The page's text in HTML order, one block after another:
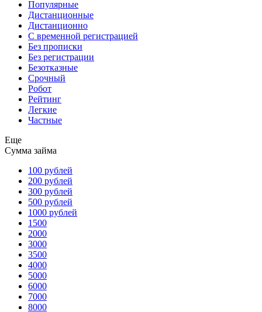
Популярные
Дистанционные
Дистанционно
С временной регистрацией
Без прописки
Без регистрации
Безотказные
Срочный
Робот
Рейтинг
Легкие
Частные
Еще
Сумма займа
100 рублей
200 рублей
300 рублей
500 рублей
1000 рублей
1500
2000
3000
3500
4000
5000
6000
7000
8000